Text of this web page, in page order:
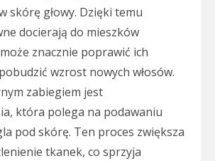
skórę głowy. Dzięki temu
docierają do mieszków
znacznie poprawić ich
wzrost nowych włosów.
zabiegiem jest
która polega na podawaniu
pod skórę. Ten proces zwiększa
tkanek, co sprzyja